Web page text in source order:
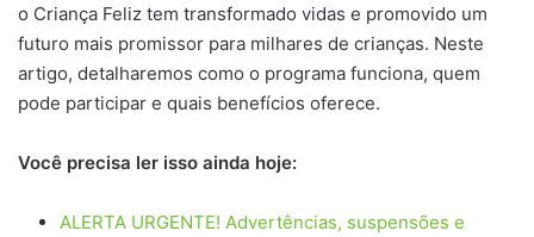
o Criança Feliz tem transformado vidas e promovido um
futuro mais promissor para milhares de crianças. Neste
artigo, detalharemos como o programa funciona, quem
pode participar e quais benefícios oferece.
Você precisa ler isso ainda hoje:
ALERTA URGENTE! Advertências, suspensões e